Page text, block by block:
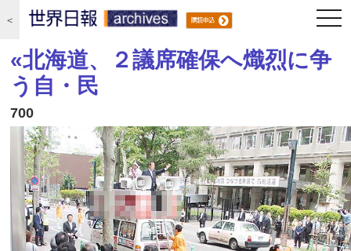
＜
«北海道、２議席確保へ熾烈に争
う自・民
700